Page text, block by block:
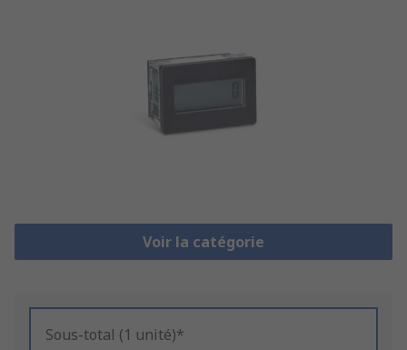
Voir la catégorie
Sous-total (1 unité)*